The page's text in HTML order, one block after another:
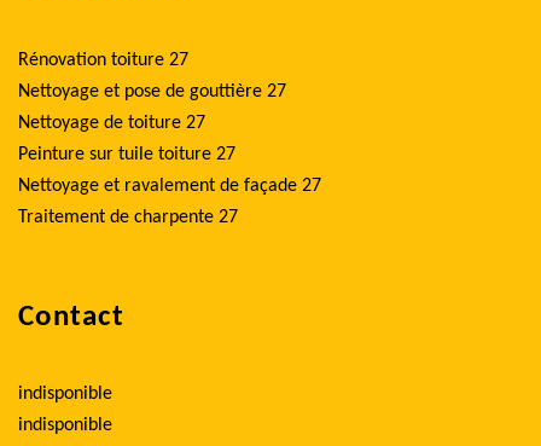
Rénovation toiture 27
Nettoyage et pose de gouttière 27
Nettoyage de toiture 27
Peinture sur tuile toiture 27
Nettoyage et ravalement de façade 27
Traitement de charpente 27
Contact
indisponible
indisponible